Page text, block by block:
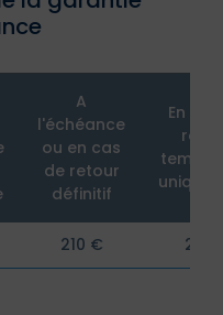
A
l'échéance
ou en cas
de retour
définitif
En
210 € 210